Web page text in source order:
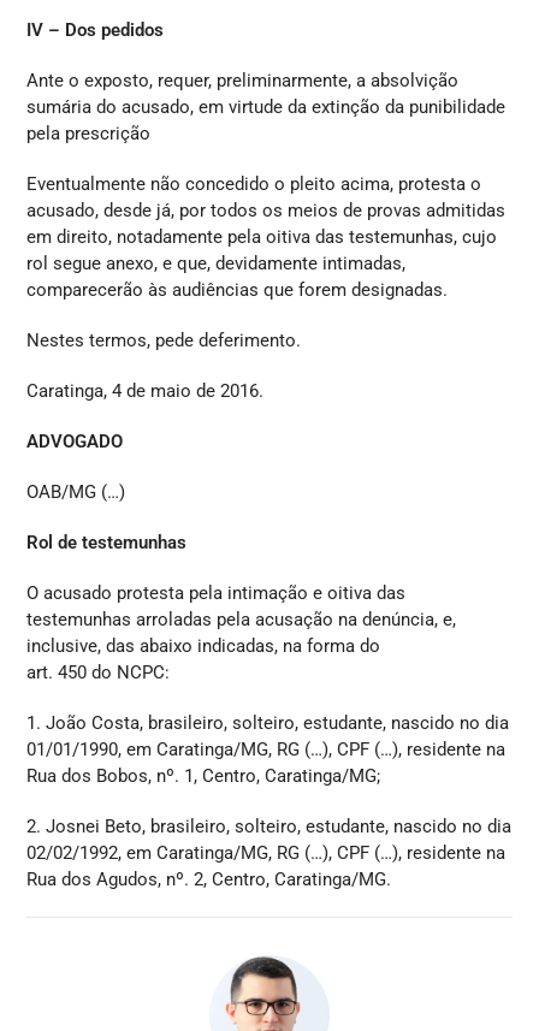
IV – Dos pedidos
Ante o exposto, requer, preliminarmente, a absolvição
sumária do acusado, em virtude da extinção da punibilidade
pela prescrição
Eventualmente não concedido o pleito acima, protesta o
acusado, desde já, por todos os meios de provas admitidas
em direito, notadamente pela oitiva das testemunhas, cujo
rol segue anexo, e que, devidamente intimadas,
comparecerão às audiências que forem designadas.
Nestes termos, pede deferimento.
Caratinga, 4 de maio de 2016.
ADVOGADO
OAB/MG (…)
Rol de testemunhas
O acusado protesta pela intimação e oitiva das
testemunhas arroladas pela acusação na denúncia, e,
inclusive, das abaixo indicadas, na forma do
art.450 do NCPC:
1. João Costa, brasileiro, solteiro, estudante, nascido no dia
01/01/1990, em Caratinga/MG, RG (…), CPF (…), residente na
Rua dos Bobos, nº. 1, Centro, Caratinga/MG;
2. Josnei Beto, brasileiro, solteiro, estudante, nascido no dia
02/02/1992, em Caratinga/MG, RG (…), CPF (…), residente na
Rua dos Agudos, nº. 2, Centro, Caratinga/MG.